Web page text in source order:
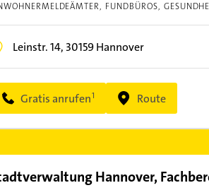
FUNDBÜROS
Leinstr. 14, 30159Hannover
Gratis anrufen Route
Hannover,